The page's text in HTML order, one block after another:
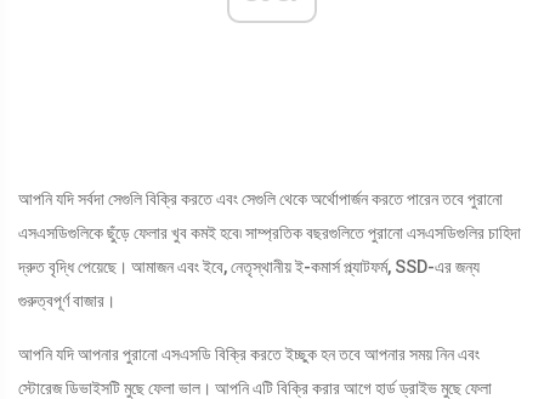
আপনি যদি সর্বদা সেগুলি বিক্রি করতে এবং সেগুলি থেকে অর্থোপার্জন করতে পারেন তবে পুরানো
এসএসডিগুলিকে ছুঁড়ে ফেলার খুব কমই হবে৷ সাম্প্রতিক বছরগুলিতে পুরানো এসএসডিগুলির চাহিদা
দ্রুত বৃদ্ধি পেয়েছে। আমাজন এবং ইবে, নেতৃস্থানীয় ই-কমার্স প্ল্যাটফর্ম, SSD-এর জন্য
গুরুত্বপূর্ণ বাজার।
আপনি যদি আপনার পুরানো এসএসডি বিক্রি করতে ইচ্ছুক হন তবে আপনার সময় নিন এবং
স্টোরেজ ডিভাইসটি মুছে ফেলা ভাল। আপনি এটি বিক্রি করার আগে হার্ড ড্রাইভ মুছে ফেলা